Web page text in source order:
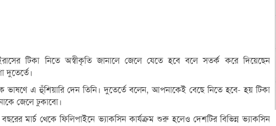
টিকা নিতে অস্বীকৃতি জানালে জেলে যেতে হবে বলে সতর্ক করে দিয়েছেন
দুতের্তে।
ভাষণে এ হুঁশিয়ারি দেন তিনি। দুতের্তে বলেন, আপনাকেই বেছে নিতে হবে- হয় টিকা
জেলে ঢুকাবো।
মার্চ থেকে ফিলিপাইনে ভ্যাকসিন কার্যক্রম শুরু হলেও দেশটির বিভিন্ন ভ্যাকসিন